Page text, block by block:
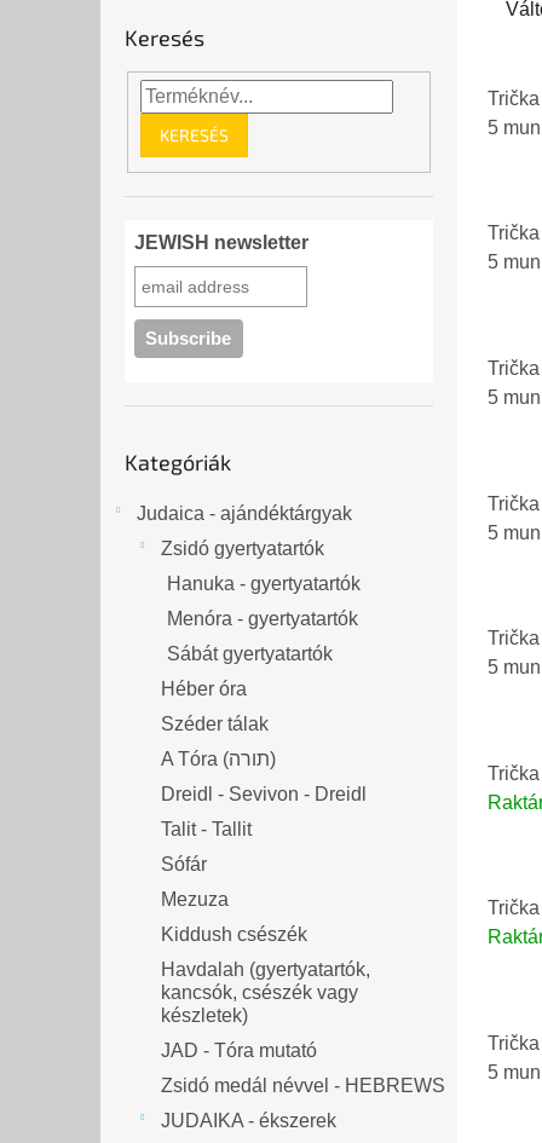
Keresés
KERESÉS
JEWISH newsletter
átugrása
Kategóriák
Judaica - ajándéktárgyak
Zsidó gyertyatartók
Hanuka - gyertyatartók
Menóra - gyertyatartók
Sábát gyertyatartók
Héber óra
Széder tálak
A Tóra (תורה)
Dreidl - Sevivon - Dreidl
Talit - Tallit
Sófár
Mezuza
Kiddush csészék
Havdalah (gyertyatartók,
kancsók, csészék vagy
készletek)
JAD - Tóra mutató
Zsidó medál névvel - HEBREWS
JUDAIKA - ékszerek
-
5
5
5
5
5
5